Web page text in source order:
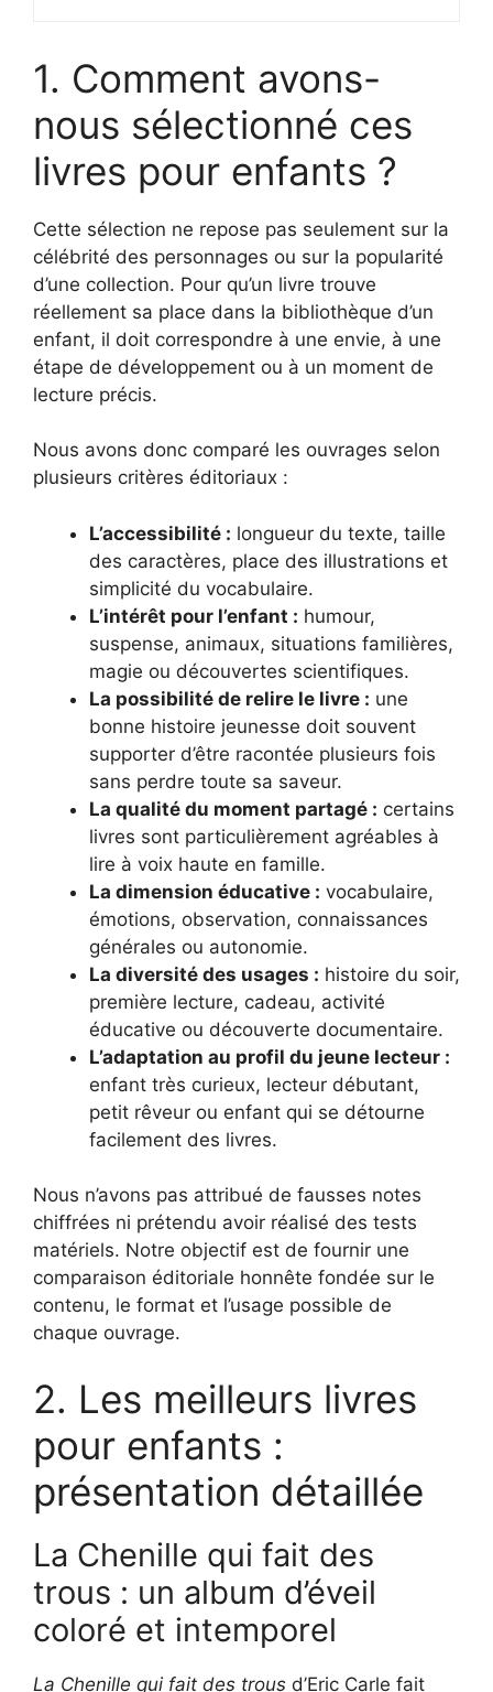
1. Comment avons-
nous sélectionné ces
livres pour enfants ?
Cette sélection ne repose pas seulement sur la
célébrité des personnages ou sur la popularité
d’une collection. Pour qu’un livre trouve
réellement sa place dans la bibliothèque d’un
enfant, il doit correspondre à une envie, à une
étape de développement ou à un moment de
lecture précis.
Nous avons donc comparé les ouvrages selon
plusieurs critères éditoriaux :
L’accessibilité : longueur du texte, taille
des caractères, place des illustrations et
simplicité du vocabulaire.
L’intérêt pour l’enfant : humour,
suspense, animaux, situations familières,
magie ou découvertes scientifiques.
La possibilité de relire le livre : une
bonne histoire jeunesse doit souvent
supporter d’être racontée plusieurs fois
sans perdre toute sa saveur.
La qualité du moment partagé : certains
livres sont particulièrement agréables à
lire à voix haute en famille.
La dimension éducative : vocabulaire,
émotions, observation, connaissances
générales ou autonomie.
La diversité des usages : histoire du soir,
première lecture, cadeau, activité
éducative ou découverte documentaire.
L’adaptation au profil du jeune lecteur :
enfant très curieux, lecteur débutant,
petit rêveur ou enfant qui se détourne
facilement des livres.
Nous n’avons pas attribué de fausses notes
chiffrées ni prétendu avoir réalisé des tests
matériels. Notre objectif est de fournir une
comparaison éditoriale honnête fondée sur le
contenu, le format et l’usage possible de
chaque ouvrage.
2. Les meilleurs livres
pour enfants :
présentation détaillée
La Chenille qui fait des
trous : un album d’éveil
coloré et intemporel
La Chenille qui fait des trous d’Eric Carle fait